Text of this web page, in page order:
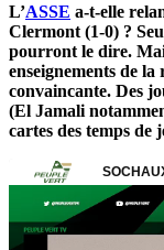
L’ASSE a-t-elle
Clermont (1-0) ?
pourront le dire.
enseignements de
convaincante. Des
(El Jamali
cartes des temps de